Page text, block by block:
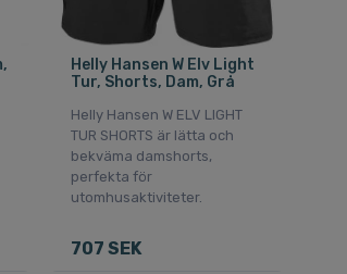
Helly Hansen W Elv Light
Tur, Shorts, Dam, Grå
Helly Hansen W ELV LIGHT
TUR SHORTS är lätta och
bekväma damshorts,
perfekta för
utomhusaktiviteter.
707 SEK